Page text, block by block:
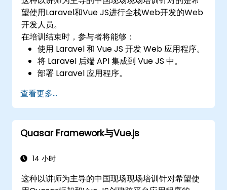
望使用Laravel和Vue JS进行全栈Web开发的Web
开发人员。
在培训结束时，参与者将能够：
使用 Laravel 和 Vue JS 开发 Web 应用程序。
将 Laravel 后端 API 集成到 Vue JS 中。
部署 Laravel 应用程序。
查看更多...
Quasar Framework与Vue.js
14 小时
这种以讲师为主导的中国现场现场培训针对希望使